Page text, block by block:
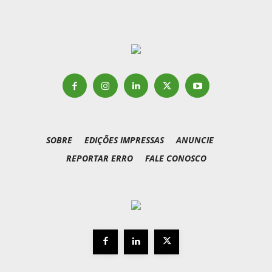
SOBRE EDIÇÕES IMPRESSAS
ANUNCIE
REPORTAR ERRO
FALE CONOSCO